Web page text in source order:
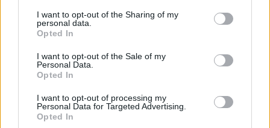
not limited to your visit or usage behaviour. You may click to
grant or deny consent to Google and its third-party tags to
use your data for below specified purposes in below Google
consent section.
I want to opt-out of the Sharing of my
personal data.
Opted In
I want to opt-out of the Sale of my
Personal Data.
Opted In
I want to opt-out of processing my
Personal Data for Targeted Advertising.
Opted In
kommunista part hatalomatvetele utan is
mukodtek, 1952 illetve 1953-ig. A legutolso vonalat
- 1914-ben jelent meg az elso troli.
A császárság 1911-es bukása miatt tömegek
meghaladta az 1 millió főt. A kulfoldiek szama
ebben az idoszakban nem volt magas, (kb. 30-